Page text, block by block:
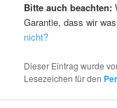
Bitte auch beachten:
Garantie, dass wir
nicht?
Dieser Eintrag wurde
Lesezeichen für den